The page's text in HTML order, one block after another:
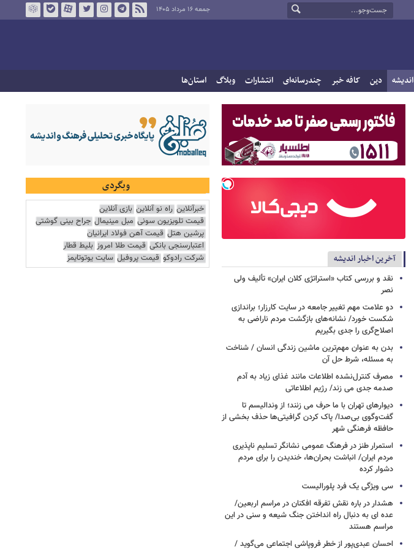
جمعه ۱۶ مرداد ۱۴۰۵
اندیشه دین کافه خبر چندرسانه‌ای انتشارات وبلاگ استان‌ها
آخرین اخبار اندیشه
نقد و بررسی کتاب «استراتژی کلان ایران» تألیف ولی
نصر
دو علامت مهم تغییر جامعه در سایت کارزار؛ براندازی
شکست خورد/ نشانه‌های بازگشت مردم ناراضی به
اصلاح‌گری را جدی بگیریم
بدن به عنوان مهم‌ترین ماشین زندگی انسان / شناخت
به مسئله، شرط حل آن
مصرف کنترل‌نشده اطلاعات مانند غذای زیاد به آدم
صدمه جدی می زند/ رژیم اطلاعاتی
دیوارهای تهران با ما حرف می زنند؛ از وندالیسم تا
گفت‌وگوی بی‌صدا/ پاک کردن گرافیتی‌ها حذف بخشی از
حافظه فرهنگی شهر
استمرار طنز در فرهنگ عمومی نشانگر تسلیم ناپذیری
مردم ایران/ انباشت بحران‌ها، خندیدن را برای مردم
دشوار کرده
سی ویژگی یک فرد پلورالیست
هشدار در باره نقش تفرقه افکنان در مراسم اربعین/
عده ای به دنبال راه انداختن جنگ شیعه و سنی در این
مراسم هستند
احسان عبدی‌پور از خطر فروپاشی اجتماعی می‌گوید /
وبگردی
خبرآنلاین راه نو آنلاین بازی آنلاین
قیمت تلویزیون سونی مبل مینیمال جراح بینی گوشتی
پرشین هتل قیمت آهن فولاد ایرانیان
اعتبارسنجی بانکی قیمت طلا امروز بلیط قطار
شرکت رادوکو قیمت پروفیل سایت یوتوتایمز